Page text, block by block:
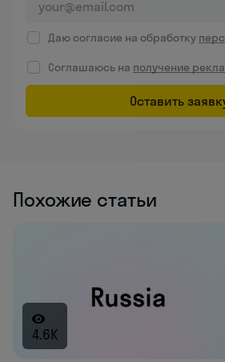
Даю согласие на обработку
Соглашаюсь на получение
Оставить
Похожие статьи
4.6K